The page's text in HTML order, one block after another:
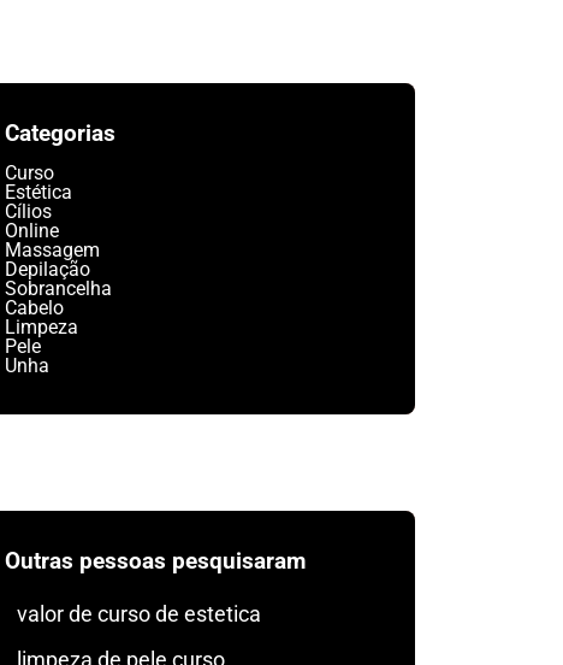
Categorias
Curso
Estética
Cílios
Online
Massagem
Depilação
Sobrancelha
Cabelo
Limpeza
Pele
Unha
Outras pessoas pesquisaram
valor de curso de estetica